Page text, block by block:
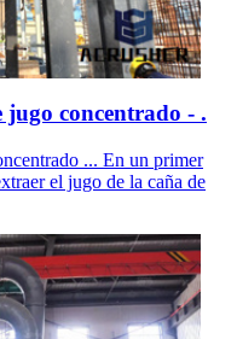
concentrado - .
... En un primer
el jugo de la caña de